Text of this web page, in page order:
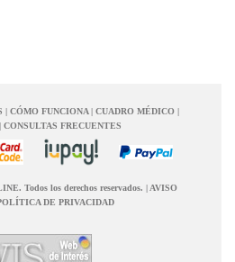
| CÓMO FUNCIONA | CUADRO MÉDICO |
| CONSULTAS FRECUENTES
Todos los derechos reservados. | AVISO
DE PRIVACIDAD